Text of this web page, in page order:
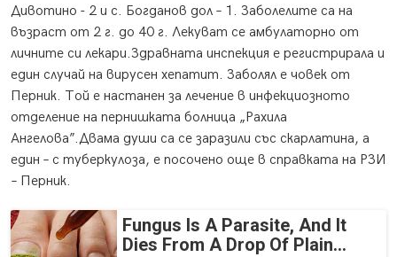
Дивотино - 2 и с. Богданов дол – 1. Заболелите са на
възраст от 2 г. до 40 г. Лекуват се амбулаторно от
личните си лекари.Здравната инспекция е регистрирала и
един случай на вирусен хепатит. Заболял е човек от
Перник. Той е настанен за лечение в инфекциозното
отделение на пернишката болница „Рахила
Ангелова”.Двама души са се заразили със скарлатина, а
един – с туберкулоза, е посочено още в справката на РЗИ
– Перник.
Fungus Is A Parasite, And It
Dies From A Drop Of Plain...